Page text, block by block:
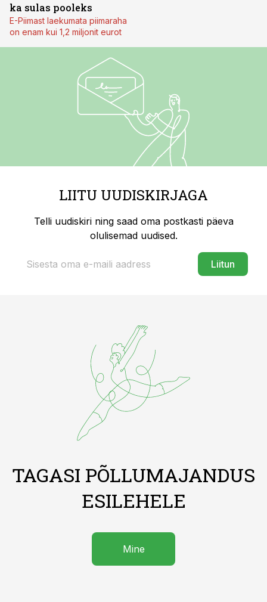
ka sulas pooleks
E-Piimast laekumata piimaraha
on enam kui 1,2 miljonit eurot
LIITU UUDISKIRJAGA
Telli uudiskiri ning saad oma postkasti päeva
olulisemad uudised.
Liitun
TAGASI PÕLLUMAJANDUS
ESILEHELE
Mine